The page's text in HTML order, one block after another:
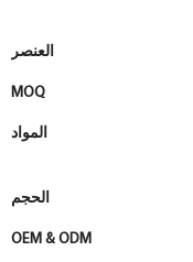
العنصر
MOQ
OEM & ODM